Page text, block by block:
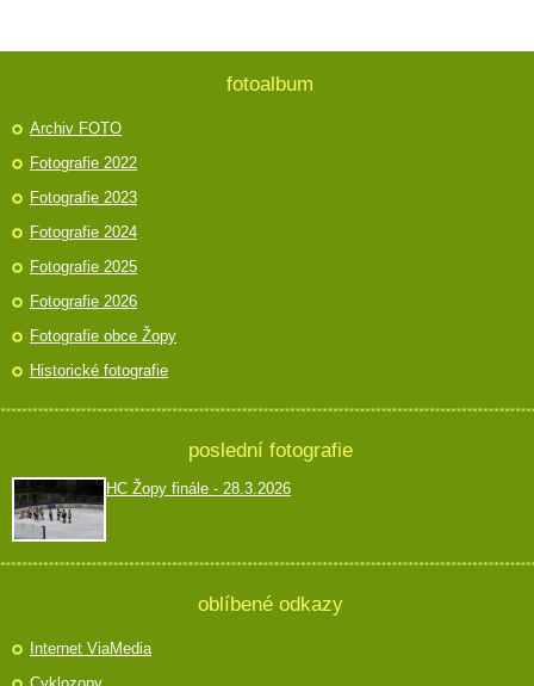
fotoalbum
Archiv FOTO
Fotografie 2022
Fotografie 2023
Fotografie 2024
Fotografie 2025
Fotografie 2026
Fotografie obce Žopy
Historické fotografie
poslední fotografie
HC Žopy finále - 28.3.2026
oblíbené odkazy
Internet ViaMedia